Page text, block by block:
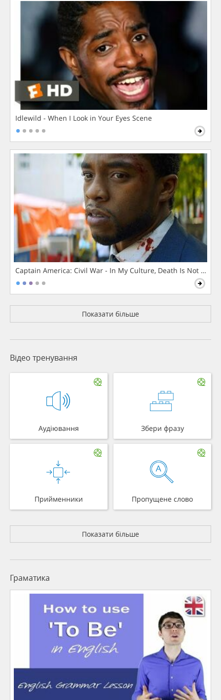
Idlewild - When I Look in Your Eyes Scene
Captain America: Civil War - In My Culture, Death Is Not The
Показати більше
Відео тренування
Аудіювання Збери фразу
Прийменники Пропущене слово
Показати більше
Граматика